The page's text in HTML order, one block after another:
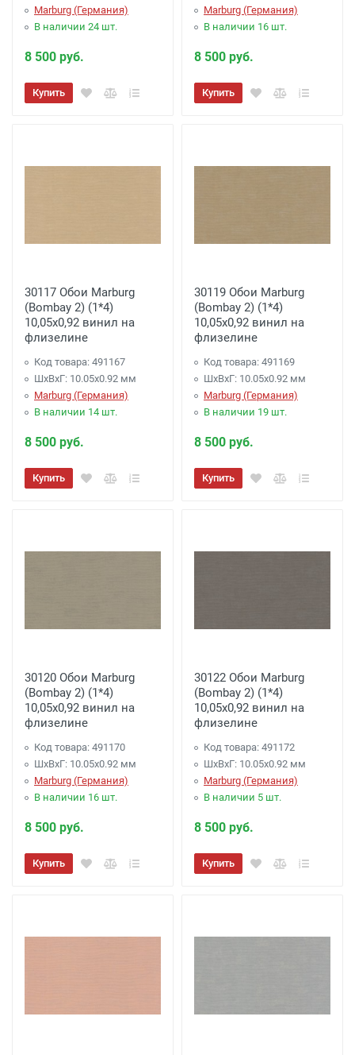
Marburg (Германия)
В наличии 24 шт.
8 500 руб.
Купить
Marburg (Германия)
В наличии 16 шт.
8 500 руб.
Купить
30117 Обои Marburg
(Bombay 2) (1*4)
10,05x0,92 винил на
флизелине
Код товара: 491167
ШхВхГ: 10.05х0.92 мм
Marburg (Германия)
В наличии 14 шт.
8 500 руб.
Купить
30119 Обои Marburg
(Bombay 2) (1*4)
10,05x0,92 винил на
флизелине
Код товара: 491169
ШхВхГ: 10.05х0.92 мм
Marburg (Германия)
В наличии 19 шт.
8 500 руб.
Купить
30120 Обои Marburg
(Bombay 2) (1*4)
10,05x0,92 винил на
флизелине
Код товара: 491170
ШхВхГ: 10.05х0.92 мм
Marburg (Германия)
В наличии 16 шт.
8 500 руб.
Купить
30122 Обои Marburg
(Bombay 2) (1*4)
10,05x0,92 винил на
флизелине
Код товара: 491172
ШхВхГ: 10.05х0.92 мм
Marburg (Германия)
В наличии 5 шт.
8 500 руб.
Купить